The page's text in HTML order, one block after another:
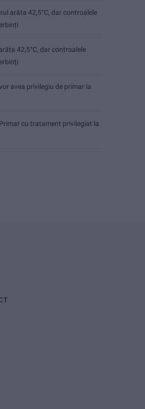
arăta 42,5°C, dar controalele
42,5°C, dar controalele
avea privilegiu de primar la
cu tratament privilegiat la